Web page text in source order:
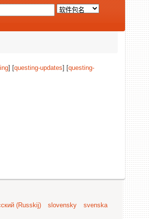
] [questing-updates] [questing-
(Russkij) slovensky svenska